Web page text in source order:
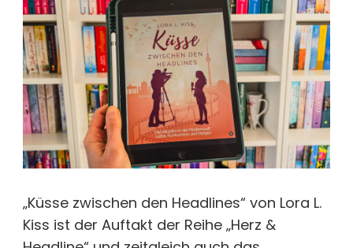
„Küsse zwischen den Headlines“ von Lora L.
Kiss ist der Auftakt der Reihe „Herz &